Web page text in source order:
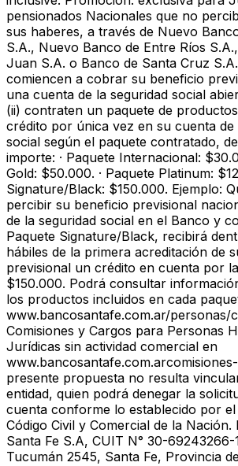
pensionados Nacionales que no
sus haberes, a través de Nuevo
S.A., Nuevo Banco de Entre Ríos
Juan S.A. o Banco de Santa Cruz
comiencen a cobrar su beneficio
una cuenta de la seguridad social
(ii) contraten un paquete de
crédito por única vez en su cuenta de
social según el paquete contratado,
importe: · Paquete Internacional:
Gold: $50.000. · Paquete Platinum:
Signature/Black: $150.000. Ejemplo:
percibir su beneficio previsional
de la seguridad social en el Banco y
Paquete Signature/Black, recibirá
hábiles de la primera acreditación de
previsional un crédito en cuenta por
$150.000. Podrá consultar
los productos incluidos en cada
www.bancosantafe.com.ar/personas/
Comisiones y Cargos para Personas
Jurídicas sin actividad comercial en
presente propuesta no resulta
entidad, quien podrá denegar la
cuenta conforme lo establecido por
Código Civil y Comercial de la
Santa Fe S.A, CUIT N° 30-
Tucumán 2545, Santa Fe, Provincia